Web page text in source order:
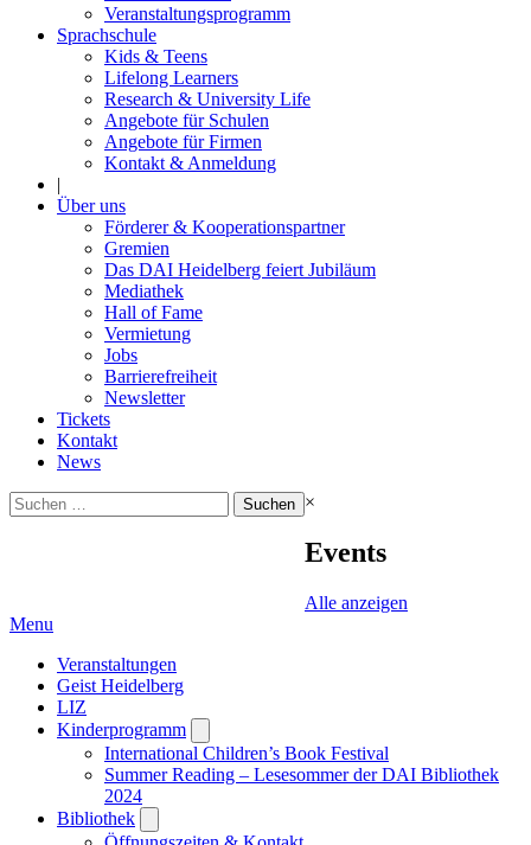
Veranstaltungsprogramm
Sprachschule
Kids & Teens
Lifelong Learners
Research & University Life
Angebote für Schulen
Angebote für Firmen
Kontakt & Anmeldung
|
Über uns
Förderer & Kooperationspartner
Gremien
Das DAI Heidelberg feiert Jubiläum
Mediathek
Hall of Fame
Vermietung
Jobs
Barrierefreiheit
Newsletter
Tickets
Kontakt
News
Suchen
nach:
×
Events
Alle anzeigen
Menu
Veranstaltungen
Geist Heidelberg
LIZ
Kinderprogramm
submenu
International Children’s Book Festival
Summer Reading – Lesesommer der DAI Bibliothek
2024
Bibliothek
submenu